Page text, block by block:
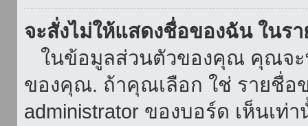
จะสั่งไม่ให้แสดงชื่อของฉัน ในร
ในข้อมูลส่วนตัวของคุณ คุณจะ
ของคุณ. ถ้าคุณเลือก ใช่ รายชื่
administrator ของบอร์ด เห็นเ